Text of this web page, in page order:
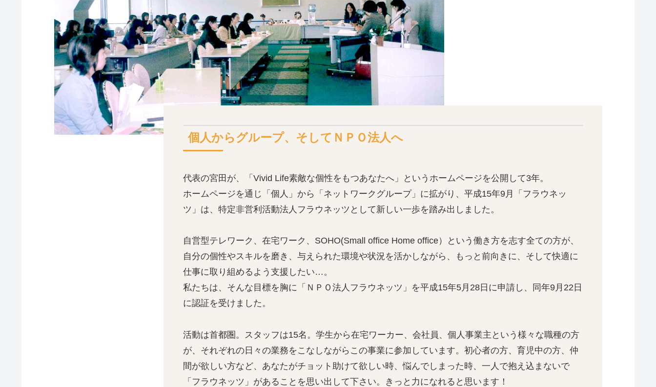
個人からグループ、そしてＮＰＯ法人へ
代表の宮田が、「Vivid Life素敵な個性をもつあなたへ」というホームページを公開して3年。
ホームページを通じ「個人」から「ネットワークグループ」に拡がり、平成15年9月「フラウネッ
ツ」は、特定非営利活動法人フラウネッツとして新しい一歩を踏み出しました。
自営型テレワーク、在宅ワーク、SOHO(Small office Home office）という働き方を志す全ての方が、
自分の個性やスキルを磨き、与えられた環境や状況を活かしながら、もっと前向きに、そして快適に
仕事に取り組めるよう支援したい…。
私たちは、そんな目標を胸に「ＮＰＯ法人フラウネッツ」を平成15年5月28日に申請し、同年9月22日
に認証を受けました。
活動は首都圏。スタッフは15名。学生から在宅ワーカー、会社員、個人事業主という様々な職種の方
が、それぞれの日々の業務をこなしながらこの事業に参加しています。初心者の方、育児中の方、仲
間が欲しい方など、あなたがチョット助けて欲しい時、悩んでしまった時、一人で抱え込まないで
「フラウネッツ」があることを思い出して下さい。きっと力になれると思います！